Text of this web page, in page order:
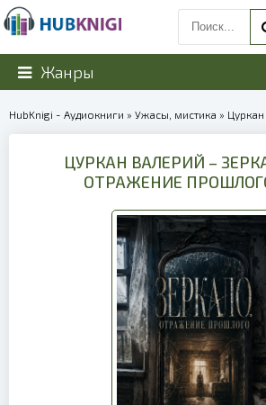
Жанры
HubKnigi - Аудиокниги » Ужасы, мистика » Цуркан
ЦУРКАН ВАЛЕРИЙ –
ОТРАЖЕНИЕ